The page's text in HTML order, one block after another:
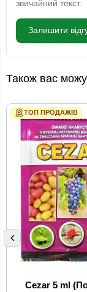
звичайний текст.
Залишити
Також вас
ТОП ПРОДАЖІВ
Cezar 5 ml